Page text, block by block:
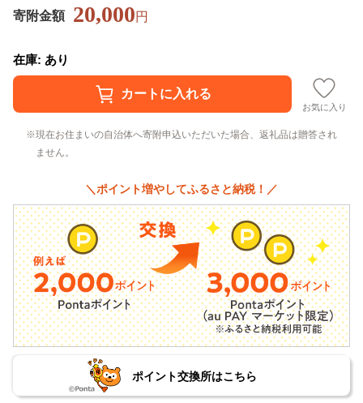
寄附金額 20,000円
在庫: あり
お気に入り
現在お住まいの自治体へ寄附申込いただいた場合、返礼品は贈答され
ません。
＼ポイント増やしてふるさと納税！／
ポイント交換所はこちら